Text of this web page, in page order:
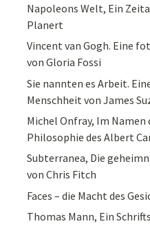
Napoleons Welt, Ein
Planert
Vincent van Gogh. Eine
von Gloria Fossi
Sie nannten es Arbeit.
Menschheit von James
Michel Onfray, Im Namen
Philosophie des Albert
Subterranea, Die
von Chris Fitch
Faces – die Macht des
Thomas Mann, Ein